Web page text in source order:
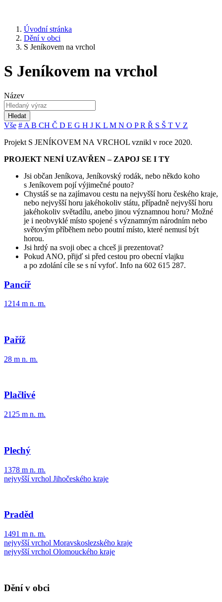
Úvodní stránka
Dění v obci
S Jeníkovem na vrchol
S Jeníkovem na vrchol
Název
Hledat
Vše # A B CH Č D E G H J K L M N O PR Ř S Š T V Z
Projekt S JENÍKOVEM NA VRCHOL vznikl v roce 2020.
PROJEKT NENÍ UZAVŘEN – ZAPOJ SE I TY
Jsi občan Jeníkova, Jeníkovský rodák, nebo někdo koho
s Jeníkovem pojí výjimečné pouto?
Chystáš se na zajímavou cestu na nejvyšší horu českého kraje,
nebo nejvyšší horu jakéhokoliv státu, případně nejvyšší horu
jakéhokoliv světadílu, anebo jinou významnou horu? Možné
je i neobvyklé místo spojené s významným národním nebo
světovým příběhem nebo poutní místo, které nemusí být
horou.
Jsi hrdý na svoji obec a chceš ji prezentovat?
Pokud ANO, přijď si před cestou pro obecní vlajku
a po zdolání cíle se s ní vyfoť. Info na 602 615 287.
Pancíř
1214 m n. m.
Paříž
28 m n. m.
Plačlivé
2125 m n. m.
Plechý
1378 m n. m.
nejvyšší vrchol Jihočeského kraje
Praděd
1491 m n. m.
nejvyšší vrchol Moravskoslezského kraje
nejvyšší vrchol Olomouckého kraje
Dění v obci